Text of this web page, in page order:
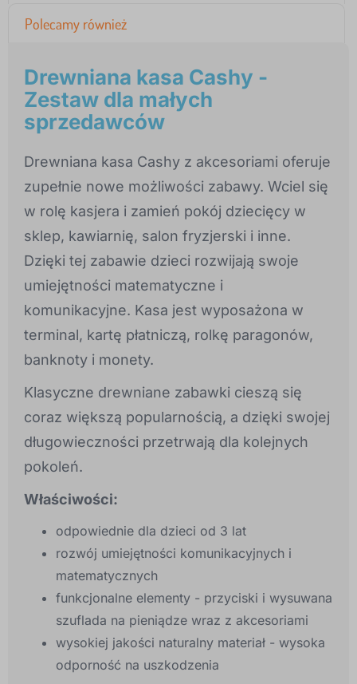
Polecamy również
Drewniana kasa Cashy -
Zestaw dla małych
sprzedawców
Drewniana kasa Cashy z akcesoriami oferuje
zupełnie nowe możliwości zabawy. Wciel się
w rolę kasjera i zamień pokój dziecięcy w
sklep, kawiarnię, salon fryzjerski i inne.
Dzięki tej zabawie dzieci rozwijają swoje
umiejętności matematyczne i
komunikacyjne. Kasa jest wyposażona w
terminal, kartę płatniczą, rolkę paragonów,
banknoty i monety.
Klasyczne drewniane zabawki cieszą się
coraz większą popularnością, a dzięki swojej
długowieczności przetrwają dla kolejnych
pokoleń.
Właściwości:
odpowiednie dla dzieci od 3 lat
rozwój umiejętności komunikacyjnych i
matematycznych
funkcjonalne elementy - przyciski i wysuwana
szuflada na pieniądze wraz z akcesoriami
wysokiej jakości naturalny materiał - wysoka
odporność na uszkodzenia